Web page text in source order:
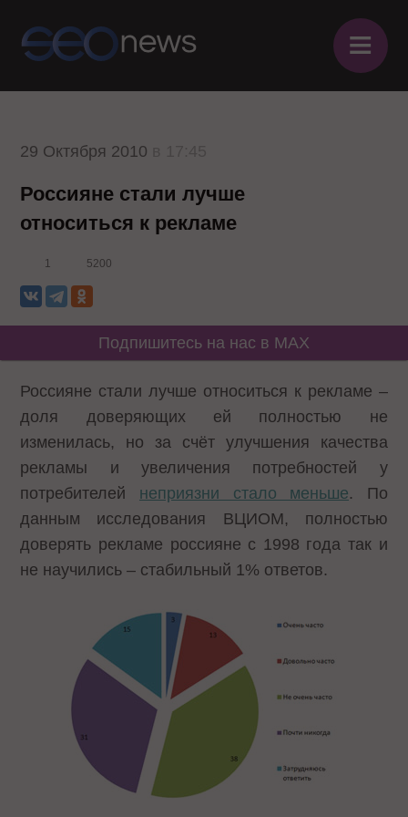
≡
29 Октября 2010
Россияне стали лучше
относиться к рекламе
1 5200
Подпишитесь на нас в MAX
Россияне стали лучше относиться к рекламе –
доля доверяющих ей полностью не
изменилась, но за счёт улучшения качества
рекламы и увеличения потребностей у
потребителей неприязни стало меньше.
По
данным исследования ВЦИОМ, полностью
доверять рекламе россияне с 1998 года так и
не научились – стабильный 1% ответов.